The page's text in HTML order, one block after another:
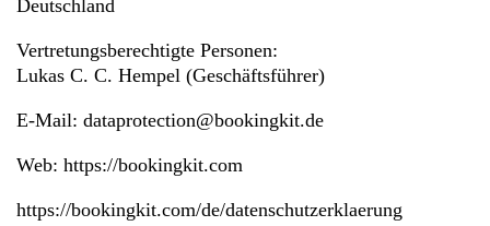
Deutschland
Vertretungsberechtigte Personen:
Lukas C. C. Hempel (Geschäftsführer)
E-Mail: dataprotection@bookingkit.de
Web: https://bookingkit.com
https://bookingkit.com/de/datenschutzerklaerung